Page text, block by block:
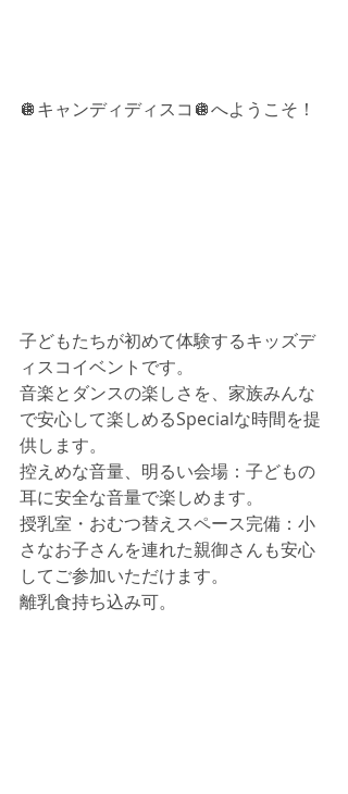
🪩キャンディディスコ🪩へようこそ！
子どもたちが初めて体験するキッズデ
ィスコイベントです。
音楽とダンスの楽しさを、家族みんな
で安心して楽しめるSpecialな時間を提
供します。
控えめな音量、明るい会場：子どもの
耳に安全な音量で楽しめます。
授乳室・おむつ替えスペース完備：小
さなお子さんを連れた親御さんも安心
してご参加いただけます。
離乳食持ち込み可。